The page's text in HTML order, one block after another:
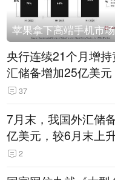
央行连续21个月增
汇储备增加25亿美元
37
7月末，我国外汇储
亿美元，较6月末上
升幅为0.07%
2